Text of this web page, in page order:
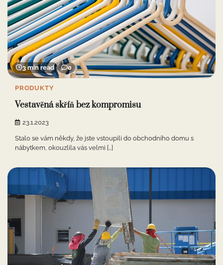
3 min read 0
PRODUKTY
Vestavěná skříň bez kompromisu
23.1.2023
Stalo se vám někdy, že jste vstoupili do obchodního domu s
nábytkem, okouzlila vás velmi […]